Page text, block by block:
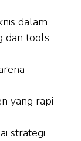
dalam
dan tools
yang rapi
strategi